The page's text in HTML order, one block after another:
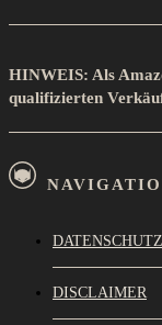
HINWEIS: Als
qualifizierten
DATENSCHUTZ
DISCLAIMER